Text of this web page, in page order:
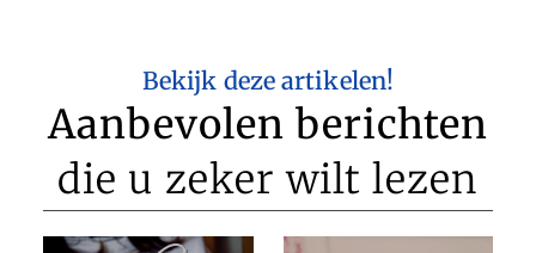
Bekijk deze artikelen!
Aanbevolen berichten
die u zeker wilt lezen